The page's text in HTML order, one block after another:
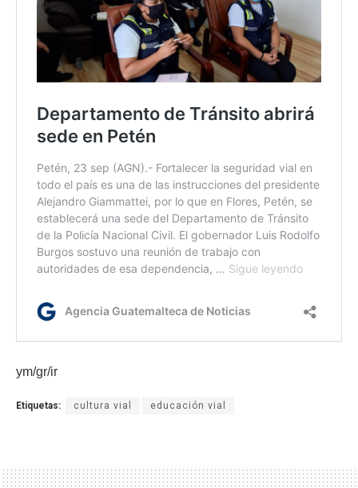
ym/gr/ir
Etiquetas: cultura vial educación vial